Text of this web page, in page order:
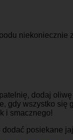
dodaj
gdy wszystko
i smacznego!
posiekane